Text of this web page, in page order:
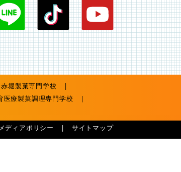
赤堀製菓専門学校
医療製菓調理専門学校
サイトマップ
ディアポリシー